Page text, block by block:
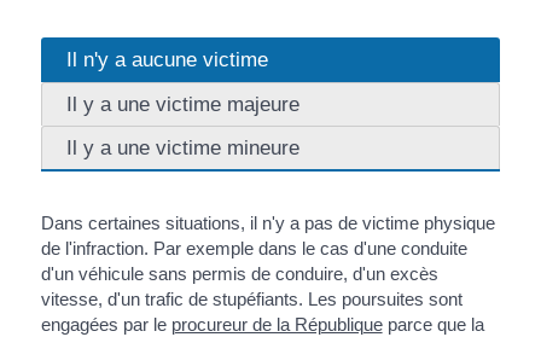
Il n'y a aucune victime
Il y a une victime majeure
Il y a une victime mineure
Dans certaines situations, il n'y a pas de victime physique
de l'infraction. Par exemple dans le cas d'une conduite
d'un véhicule sans permis de conduire, d'un excès
vitesse, d'un trafic de stupéfiants. Les poursuites sont
engagées par le procureur de la Républiqueparce que la